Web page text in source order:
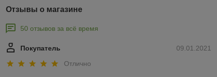
Отзывы о магазине
50 отзывов за всё время
09.01.2021
Покупатель
Отлично